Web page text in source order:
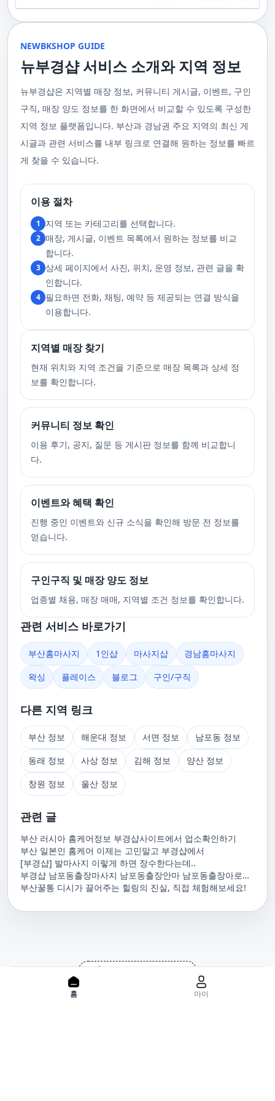
장을 원하실 때는 언제든지 후불제로 예약하실 수 있어요, 이점 참고해주세
요. 사전에 예약하시면 더욱 쾌적한 부산 러시아 홈케어 서비스를 경험하실
대한 많은 관심 덕분에, 부경샵은 필요한 요구 사항들을 간단하게 필수적인
것들로 정리했어요. 이 가이드라인을 따라주시면, 서비스 이용 중에 문제가
생기지 않을 거예요. 첫째로, 너무 많은 알코올을 섭취해 만취 상태일 경우에
게 좋아요.서비스 당일에는 부경샵과의 원활한 의사소통이 중요해요, 그래
서 공중전화나 발신 제한으로는 연락이 어려워요. 또한, 자주 예약을 취소하
거나 예약 없이 나타나지 않는 경우, 앞으로 예약하기가 어려워질 수 있으니
가격으로 경험해 보세요.터치 -> 부경샵 홈페이지 터치 -> 더욱 새로워진 뉴
부경샵 홈페이지 터치 -> 부경샵앱 다운로드 - Google Play
원 코스에 대한 궁금증이 있으시다면, 전화를 통한 상담을 추천드립니다.
부산 일본인 홈케어는 대면 서비스의 특성상, 직접 통화를 통한 문의와 예약
시면, 부경샵은 그에 최적화된 서비스를 제공하기 위해 최선을 다할 것입니
다. 언제든지 필요하실 때, 편리한 상담과 지원이 준비되어 있으니 주저하지
마시고 연락 주세요. 부산 일본인 홈케어 이용 방법에 대해서는, 서비스의
핵심은 바로 고객님의 현재 위치에서 직접 찾아가는 것입니다. 이 방식을 통
등, 자신만의 공간에서 편안한 맞춤형 마사지를 받으실 수 있습니다. 최근
한 마사지 서비스를 제공하기 위해 노력하고 있습니다. 부경샵의 주된 목적
은 고객님들이 긴장을 해소하고 새로운 활력을 얻을 수 있는 피난처를 마련
하는 것입니다. 또한, 부경샵 한국과 태국, 일본에서 온 관리사 중 선택이 가
능하며, 다른 곳에서 찾아볼 수 없는 독특한 기술과 마음가짐을 가진 관리사
를 자랑합니다. 이러한 품질은 비교할 수 없는 수준입니다. 서비스의 질을
더욱 높이기 위해, 부경샵은 지속적으로 우수한 일본인 관리사를 모집 중입
서비스를 경험하실 수 있습니다. 마지막으로 부산 일본인 홈케어 서비스를
이용하시기 전에, 아래 주의사항을 상세히 확인하시고 예약을 진행해 주시
기 바랍니다. 부경샵 서비스에 대한 높은 수요를 감안하여, 이용 요건을 간
소화하여 필수적인 사항으로 명시했습니다. 이 가이드라인을 따르시면, 서
비스 이용 중 문제가 발생하지 않을 것입니다. 특히, 과도한 알코올 섭취로
인해 만취 상태에서는 서비스 이용에 제한을 두고 있음을 명확히 합니다. 이
러한 상태에서는 다음 기회에 이용해 주시길 부탁드립니다. 서비스 도착 시
원활한 의사소통이 이루어질 수 있도록, 저희와의 연락이 반드시 가능해야
합니다. 이에 공중전화 사용이나 발신 번호 표시 제한으로의 통화는 받지 않
고 있습니다. 또한, 자주 발생하는 예약 취소나 무단으로 예약을 취소할 경
우, 향후 서비스 예약에 제약이 생길 수 있음을 알려드립니다. 시간을 효율적
으로 사용하며, 합리적인 가격으로 부경샵만의 특별한 경험을 하실 수 있습
정기적으로 받는 마사지입니다.2. 타이 마사지 타이 마사지는 동양의 전통
적인 마사지 방법으로, 신체의 스트레칭과 압력 포인트를 조합하여 신체의
균형을 맞추는 데 중점을 둡니다. 이 마사지는 유연성을 증진시키고 근육의
사지는 신체의 긴장을 풀어주고, 스트레스를 감소시키며, 전반적인 신체 기
서 유래한 마사지 방법으로, 의자에 앉은 상태에서 받을 수 있어 사무실이나
집에서도 쉽게 즐길 수 있습니다. 이 마사지는 특히 허리와 어깨의 피로를 해
소하는 데 효과적이며, 신체의 전반적인 이완을 도와 스트레스 감소에 도움
을 줍니다. 샤이츠 마사지는 짧은 시간에 효과적인 이완을 제공하여, 바쁜 일
상 속에서 짧은 휴식을 필요로 하는 현대인에게 적합합니다.4. 발 마사지 발
마사지는 발과 발목을 중심으로 이루어지는 마사지로, 신체의 균형을 유지
하고 전반적인 피로를 풀어주는 데 중점을 둡니다. 이 마사지는 발의 압력점
을 개선합니다. 발 마사지는 특히 장시간 서 있거나 걷는 일이 많은 사람들에
게 추천되며, 발의 피로 뿐만 아니라 전체적인 신체의 건강과 웰빙에도 긍정
적인 영향을 줍니다.부경샵 앱을 통해 부산 남포동 지역의 고객들은 이러한
춤형 서비스를 즐길 수 있습니다.출장마사지는 부경샵 ↓↓↓ 클릭
https://bkshop.kr/더욱 새로워진 출장마사지 뉴부경샵↓↓↓ 클릭
https://newbkshop.com/출장마사지 부경샵앱 다운로드↓↓↓ 클릭
https://play.google.com/store/apps/details?
울 수 있는 이런 부경샵에서 예약하시는 것을 추천드립니다.때론, 그냥 누워
부산꿀통 디시에서 제공하는 서비스는 여러분에게 새로운 힐링의 기회를 제
사지는 여러분의 체질 개선, 스트레스 해소, 마음의 안정 등 다양한 효능을
가져다줍니다. 이와 같이 부산꿀통 디시의 마사지는 여러분의 건강을 지키
간을 가질 수 있게 해줍니다. 그리고 이런 부산꿀통 디시의 서비스를 편리하
게 예약하고 이용할 수 있게 도와주는 '부경샵' 어플은 부산과 경남 지역에서
최고의 마사지 어플로 추천받고 있습니다. 복잡한 예약 과정 없이, 부담 없이
부산꿀통 디시의 서비스를 이용하려는 분들께 부경샵 어플을 강력히 추천드
립니다.여러분의 건강과 힐링을 위해, 부산꿀통 디시와 부경샵이 함께하며,
모든 고민과 걱정 속에서 여러분을 위로하고 도와드리겠습니다. 부산꿀통
부산꿀통 디시의 건강한 마사지와 쾌적한 분위기 속에서 행복과 건강을 찾
주급
NEWBKSHOP GUIDE
뉴부경샵 서비스 소개와 지역 정보
뉴부경샵은 지역별 매장 정보, 커뮤니티 게시글, 이벤트, 구인
구직, 매장 양도 정보를 한 화면에서 비교할 수 있도록 구성한
지역 정보 플랫폼입니다. 부산과 경남권 주요 지역의 최신 게
시글과 관련 서비스를 내부 링크로 연결해 원하는 정보를 빠르
게 찾을 수 있습니다.
이용 절차
1 지역 또는 카테고리를 선택합니다.
2 매장, 게시글, 이벤트 목록에서 원하는 정보를 비교
합니다.
3 상세 페이지에서 사진, 위치, 운영 정보, 관련 글을 확
인합니다.
4 필요하면 전화, 채팅, 예약 등 제공되는 연결 방식을
이용합니다.
지역별 매장 찾기
현재 위치와 지역 조건을 기준으로 매장 목록과 상세 정
보를 확인합니다.
커뮤니티 정보 확인
이용 후기, 공지, 질문 등 게시판 정보를 함께 비교합니
다.
이벤트와 혜택 확인
진행 중인 이벤트와 신규 소식을 확인해 방문 전 정보를
얻습니다.
구인구직 및 매장 양도 정보
업종별 채용, 매장 매매, 지역별 조건 정보를 확인합니다.
관련 서비스 바로가기
부산홈마사지 1인샵 마사지샵
경남홈마사지
왁싱
플레이스 블로그 구인/구직
다른 지역 링크
부산 정보 해운대 정보 서면 정보
남포동 정보
동래 정보
사상 정보 김해 정보
양산 정보
창원 정보
울산 정보
관련 글
부산 러시아 홈케어정보 부경샵사이트에서 업소확인하기
부산 일본인 홈케어 이제는 고민말고 부경샵에서
[부경샵] 발마사지 이렇게 하면 장수한다는데..
부경샵 남포동출장마사지 남포동출장안마 남포동출장아로마
남포동홈마사지 남포동마사지출장
부산꿀통 디시가 끌어주는 힐링의 진실, 직접 체험해보세요!
PC 버젼으로 보기
홈 마이